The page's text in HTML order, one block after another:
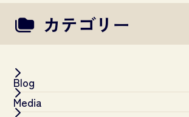
カテゴリー
Blog
Media